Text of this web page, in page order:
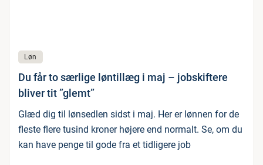
Løn
Du får to særlige løntillæg i maj – jobskiftere
bliver tit ”glemt”
Glæd dig til lønsedlen sidst i maj. Her er lønnen for de
fleste flere tusind kroner højere end normalt. Se, om du
kan have penge til gode fra et tidligere job